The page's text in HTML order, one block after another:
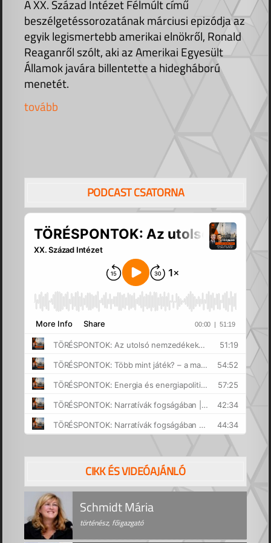
A XX. Század Intézet Félmúlt című
beszélgetéssorozatának márciusi epizódja az
egyik legismertebb amerikai elnökről, Ronald
Reaganről szólt, aki az Amerikai Egyesült
Államok javára billentette a hidegháború
menetét.
tovább
PODCAST CSATORNA
CIKK ÉS VIDEÓAJÁNLÓ
Schmidt Mária
történész, főigazgató